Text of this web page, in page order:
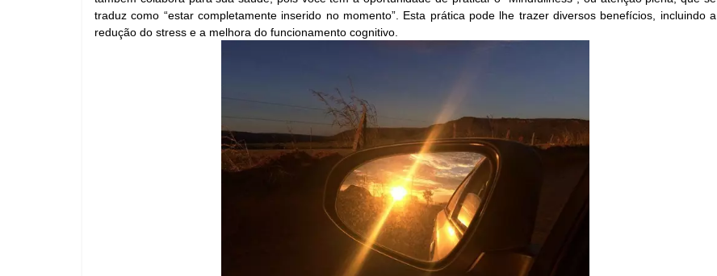
traduz como “estar completamente inserido no momento”. Esta prática pode lhe trazer diversos benefícios, incluindo a
redução do stress e a melhora do funcionamento cognitivo.